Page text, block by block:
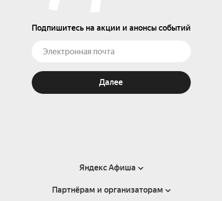
Подпишитесь на акции и анонсы событий
Далее
Яндекс Афиша
Справка
Партнёрам и организаторам